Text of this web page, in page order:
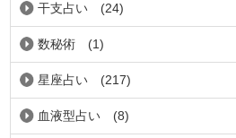
干支占い (24)
数秘術 (1)
星座占い (217)
血液型占い (8)